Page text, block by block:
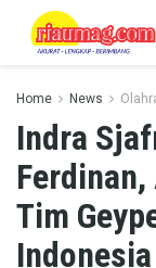
Home News
Indra
Tim